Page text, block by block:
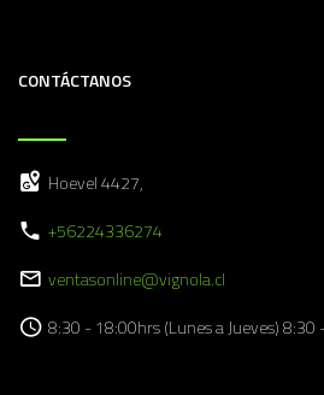
CONTÁCTANOS
Hoevel 4427,
+56224336274
ventasonline@vignola.cl
8:30 - 18:00hrs (Lunes a Jueves) 8:30